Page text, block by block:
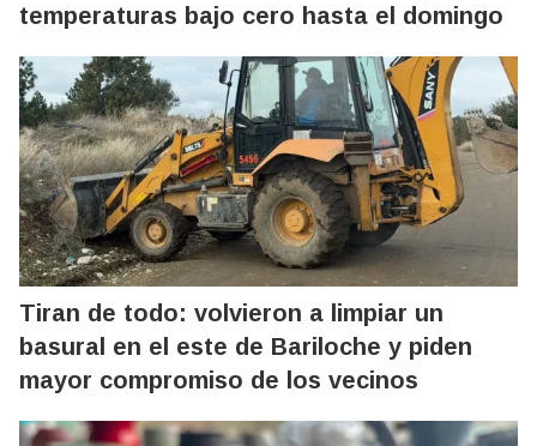
temperaturas bajo cero hasta el domingo
Tiran de todo: volvieron a limpiar un
basural en el este de Bariloche y piden
mayor compromiso de los vecinos